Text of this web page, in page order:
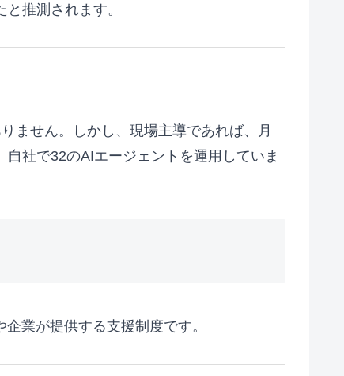
推測されます。
ません。しかし、現場主導であれば、月
社で32のAIエージェントを運用していま
業が提供する支援制度です。